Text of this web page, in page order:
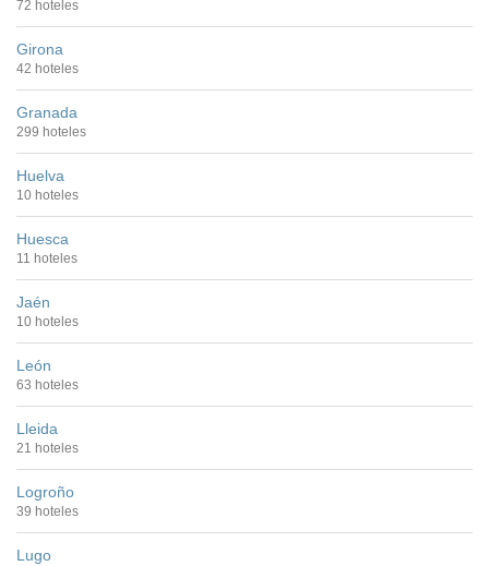
72 hoteles
Girona
42 hoteles
Granada
299 hoteles
Huelva
10 hoteles
Huesca
11 hoteles
Jaén
10 hoteles
León
63 hoteles
Lleida
21 hoteles
Logroño
39 hoteles
Lugo